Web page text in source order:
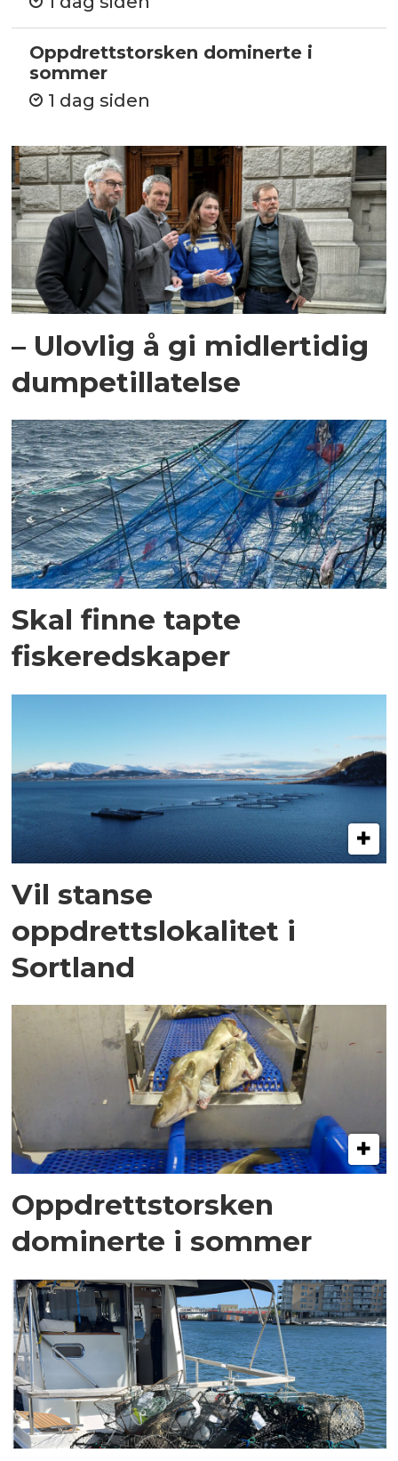
Oppdrettstorsken dominerte i
sommer
1 dag siden
– Ulovlig å gi midlertidig
dumpetillatelse
Skal finne tapte
fiskeredskaper
Vil stanse
oppdrettslokalitet i
Sortland
Oppdrettstorsken
dominerte i sommer